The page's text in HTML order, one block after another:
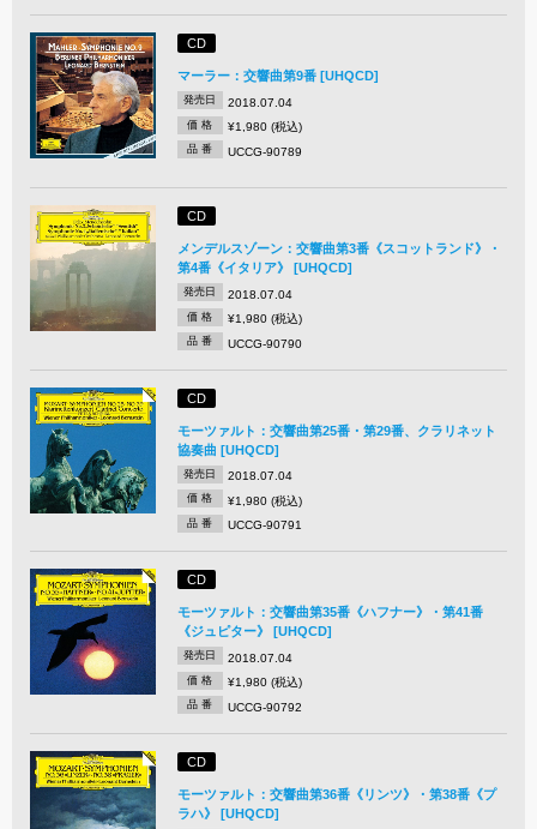
CD
マーラー：交響曲第9番 [UHQCD]
発売日 2018.07.04
価 格 ¥1,980 (税込)
品 番 UCCG-90789
CD
メンデルスゾーン：交響曲第3番《スコットランド》・
第4番《イタリア》 [UHQCD]
発売日 2018.07.04
価 格 ¥1,980 (税込)
品 番 UCCG-90790
CD
モーツァルト：交響曲第25番・第29番、クラリネット
協奏曲 [UHQCD]
発売日 2018.07.04
価 格 ¥1,980 (税込)
品 番 UCCG-90791
CD
モーツァルト：交響曲第35番《ハフナー》・第41番
《ジュピター》 [UHQCD]
発売日 2018.07.04
価 格 ¥1,980 (税込)
品 番 UCCG-90792
CD
モーツァルト：交響曲第36番《リンツ》・第38番《プ
ラハ》 [UHQCD]